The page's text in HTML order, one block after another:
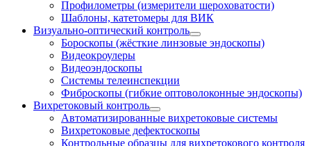
Профилометры (измерители шероховатости)
Шаблоны, катетомеры для ВИК
Визуально-оптический контроль
Бороскопы (жёсткие линзовые эндоскопы)
Видеокроулеры
Видеоэндоскопы
Системы телеинспекции
Фиброскопы (гибкие оптоволоконные эндоскопы)
Вихретоковый контроль
Автоматизированные вихретоковые системы
Вихретоковые дефектоскопы
Контрольные образцы для вихретокового контроля